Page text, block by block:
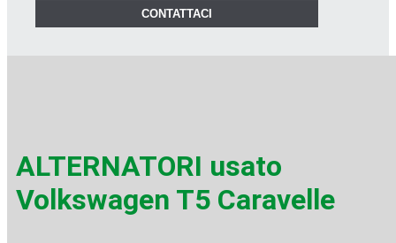
CONTATTACI
ALTERNATORI usato
Volkswagen T5 Caravelle